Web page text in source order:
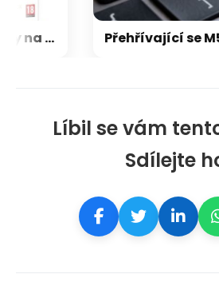
Líbil se vám
Sdílejte
Microsoft chce, aby na Xbox Helix běhaly všechny hry, které kdy vyšly pro Xbox